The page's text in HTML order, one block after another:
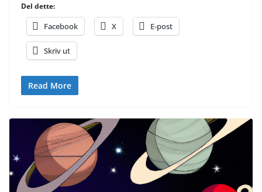
Del dette:
Facebook X E-post
Skriv ut
Read More